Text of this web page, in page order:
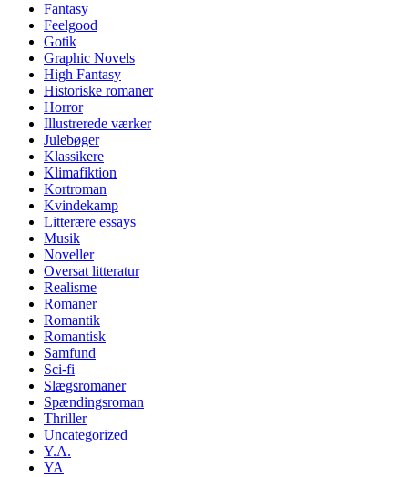
Fantasy
Feelgood
Gotik
Graphic Novels
High Fantasy
Historiske romaner
Horror
Illustrerede værker
Julebøger
Klassikere
Klimafiktion
Kortroman
Kvindekamp
Litterære essays
Musik
Noveller
Oversat litteratur
Realisme
Romaner
Romantik
Romantisk
Samfund
Sci-fi
Slægsromaner
Spændingsroman
Thriller
Uncategorized
Y.A.
YA